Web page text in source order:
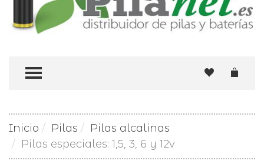
TOGGLE MENU
Inicio Pilas
Pilas alcalinas
Pilas especiales: 1,5, 3, 6 y 12v